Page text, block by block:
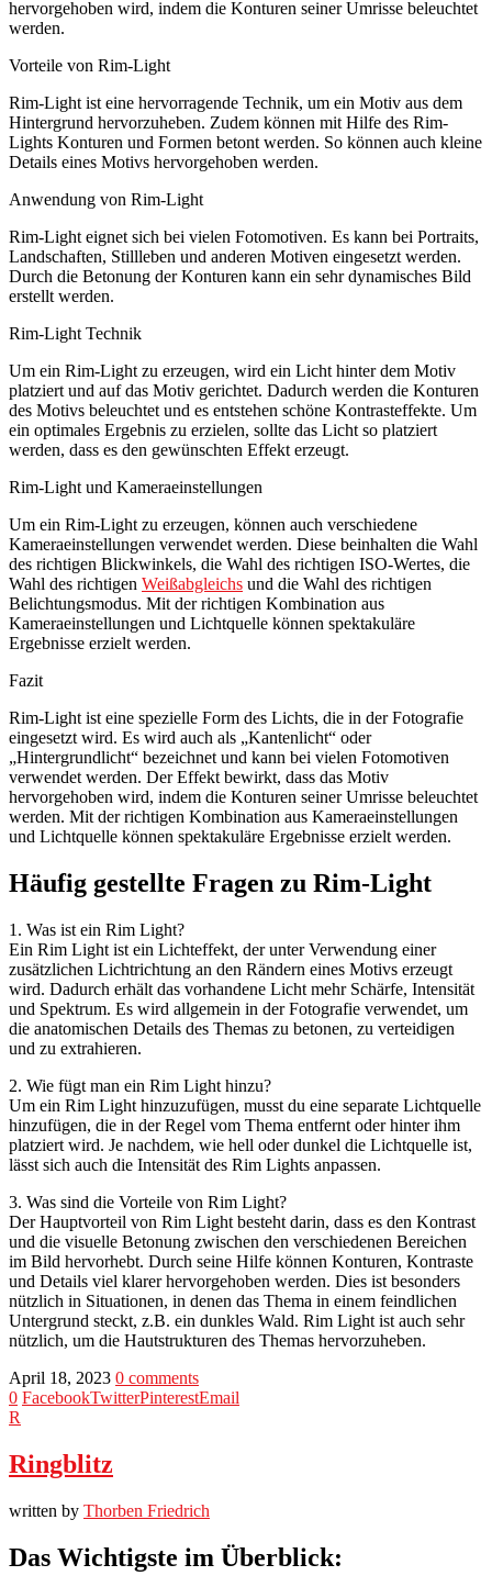
hervorgehoben wird, indem die Konturen seiner Umrisse beleuchtet
werden.
Vorteile von Rim-Light
Rim-Light ist eine hervorragende Technik, um ein Motiv aus dem
Hintergrund hervorzuheben. Zudem können mit Hilfe des Rim-
Lights Konturen und Formen betont werden. So können auch kleine
Details eines Motivs hervorgehoben werden.
Anwendung von Rim-Light
Rim-Light eignet sich bei vielen Fotomotiven. Es kann bei Portraits,
Landschaften, Stillleben und anderen Motiven eingesetzt werden.
Durch die Betonung der Konturen kann ein sehr dynamisches Bild
erstellt werden.
Rim-Light Technik
Um ein Rim-Light zu erzeugen, wird ein Licht hinter dem Motiv
platziert und auf das Motiv gerichtet. Dadurch werden die Konturen
des Motivs beleuchtet und es entstehen schöne Kontrasteffekte. Um
ein optimales Ergebnis zu erzielen, sollte das Licht so platziert
werden, dass es den gewünschten Effekt erzeugt.
Rim-Light und Kameraeinstellungen
Um ein Rim-Light zu erzeugen, können auch verschiedene
Kameraeinstellungen verwendet werden. Diese beinhalten die Wahl
des richtigen Blickwinkels, die Wahl des richtigen ISO-Wertes, die
Wahl des richtigen Weißabgleichs und die Wahl des richtigen
Belichtungsmodus. Mit der richtigen Kombination aus
Kameraeinstellungen und Lichtquelle können spektakuläre
Ergebnisse erzielt werden.
Fazit
Rim-Light ist eine spezielle Form des Lichts, die in der Fotografie
eingesetzt wird. Es wird auch als „Kantenlicht“ oder
„Hintergrundlicht“ bezeichnet und kann bei vielen Fotomotiven
verwendet werden. Der Effekt bewirkt, dass das Motiv
hervorgehoben wird, indem die Konturen seiner Umrisse beleuchtet
werden. Mit der richtigen Kombination aus Kameraeinstellungen
und Lichtquelle können spektakuläre Ergebnisse erzielt werden.
Häufig gestellte Fragen zu Rim-Light
1. Was ist ein Rim Light?
Ein Rim Light ist ein Lichteffekt, der unter Verwendung einer
zusätzlichen Lichtrichtung an den Rändern eines Motivs erzeugt
wird. Dadurch erhält das vorhandene Licht mehr Schärfe, Intensität
und Spektrum. Es wird allgemein in der Fotografie verwendet, um
die anatomischen Details des Themas zu betonen, zu verteidigen
und zu extrahieren.
2. Wie fügt man ein Rim Light hinzu?
Um ein Rim Light hinzuzufügen, musst du eine separate Lichtquelle
hinzufügen, die in der Regel vom Thema entfernt oder hinter ihm
platziert wird. Je nachdem, wie hell oder dunkel die Lichtquelle ist,
lässt sich auch die Intensität des Rim Lights anpassen.
3. Was sind die Vorteile von Rim Light?
Der Hauptvorteil von Rim Light besteht darin, dass es den Kontrast
und die visuelle Betonung zwischen den verschiedenen Bereichen
im Bild hervorhebt. Durch seine Hilfe können Konturen, Kontraste
und Details viel klarer hervorgehoben werden. Dies ist besonders
nützlich in Situationen, in denen das Thema in einem feindlichen
Untergrund steckt, z.B. ein dunkles Wald. Rim Light ist auch sehr
nützlich, um die Hautstrukturen des Themas hervorzuheben.
April 18, 2023 0 comments
0 FacebookTwitterPinterestEmail
R
Ringblitz
written by Thorben Friedrich
Das Wichtigste im Überblick: